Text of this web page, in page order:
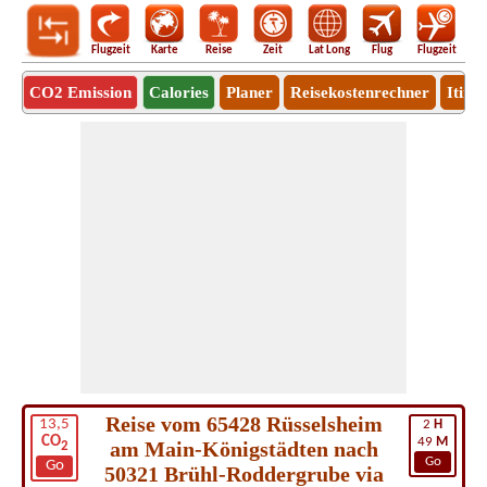
Flugzeit Karte Reise Zeit Lat Long Flug Flugzeit
CO2 Emission Calories Planer Reisekostenrechner
13,5
CO2
Go
2 H
49 M
Go
Reise vom 65428 Rüsselsheim
am Main-Königstädten nach
50321 Brühl-Roddergrube via